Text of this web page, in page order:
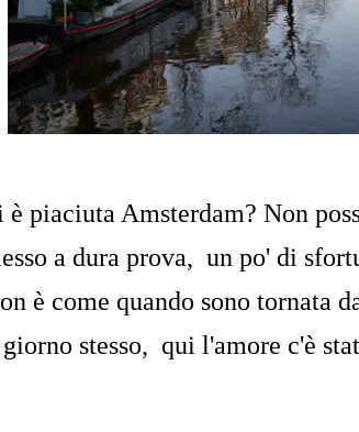
è piaciuta Amsterdam? Non
a dura prova, un po' di
è come quando sono tornata
stesso, qui l'amore c'è